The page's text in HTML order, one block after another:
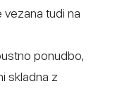
tudi na
ponudbo,
skladna z